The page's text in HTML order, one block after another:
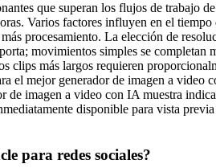
que superan los flujos de trabajo
Varios factores influyen en el
procesamiento. La elección de
movimientos simples se completan
más largos requieren
el mejor generador de imagen a
imagen a video con IA muestra
disponible para vista
para redes sociales?